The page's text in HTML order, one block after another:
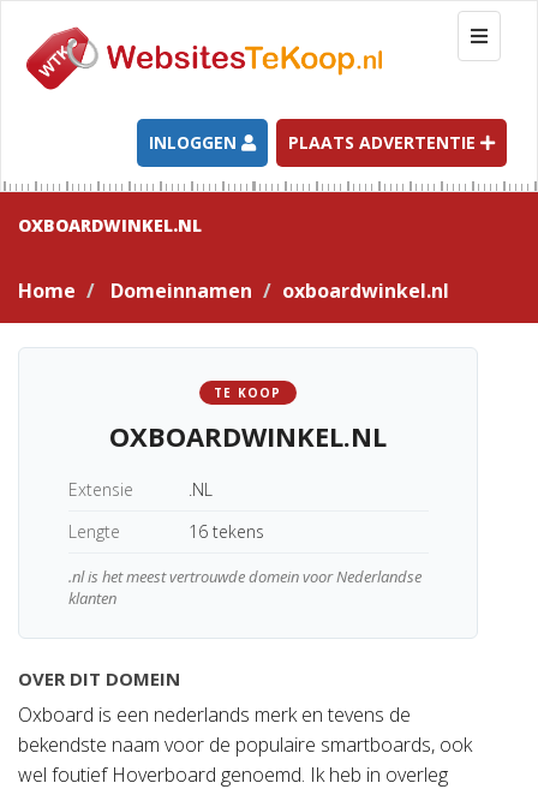
T
o
g
l
e
n
a
t
INLOGGEN PLAATS ADVERTENTIE
OXBOARDWINKEL.NL
Home Domeinnamen oxboardwinkel.nl
TE KOOP
OXBOARDWINKEL.NL
Extensie
.NL
Lengte
16 tekens
.nl is het meest vertrouwde domein voor Nederlandse
klanten
OVER DIT DOMEIN
Oxboard is een nederlands merk en tevens de
bekendste naam voor de populaire smartboards, ook
wel foutief Hoverboard genoemd. Ik heb in overleg